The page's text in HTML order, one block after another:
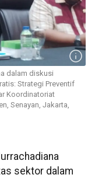
dalam diskusi
Strategi Preventif
Koordinatoriat
Senayan, Jakarta,
sektor dalam